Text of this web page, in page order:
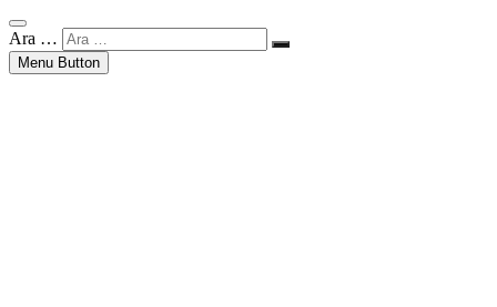
Ara …
Menu Button